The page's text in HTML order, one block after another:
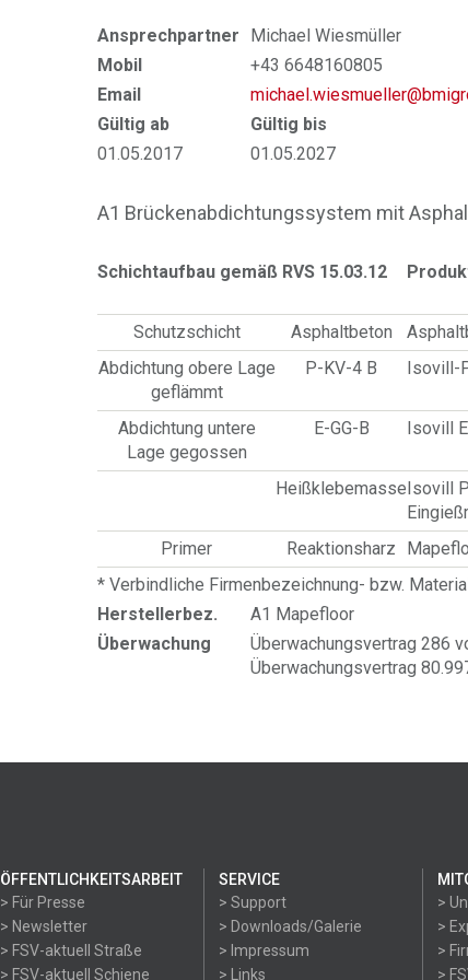
Ansprechpartner
Michael Wiesmüller
Mobil
+43 6648160805
Email
Gültig ab
Gültig bis
01.05.2017
01.05.2027
A1 Brückenabdichtungssystem mit
Schichtaufbau gemäß RVS 15.03.12
Schutzschicht
Asphaltbeton
Abdichtung obere Lage
geflämmt
P-KV-4 B Isovill-
Abdichtung untere
Lage gegossen
E-GG-B Isovill
HeißklebemasseIsovill
Primer Reaktionsharz
* Verbindliche Firmenbezeichnung- bzw.
Herstellerbez.
A1 Mapefloor
Überwachung
Überwachungsvertrag 286
Überwachungsvertrag
ÖFFENTLICHKEITSARBEIT
> Für Presse
> Newsletter
> FSV-aktuell Straße
> FSV-aktuell Schiene
SERVICE
> Support
> Downloads/Galerie
> Impressum
> Links
>
>
>
>